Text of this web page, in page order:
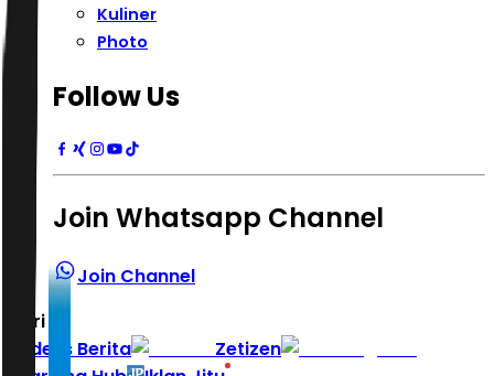
Kuliner
Photo
Follow Us
Join Whatsapp Channel
Join Channel
Hari ini
Indeks Berita
Zetizen